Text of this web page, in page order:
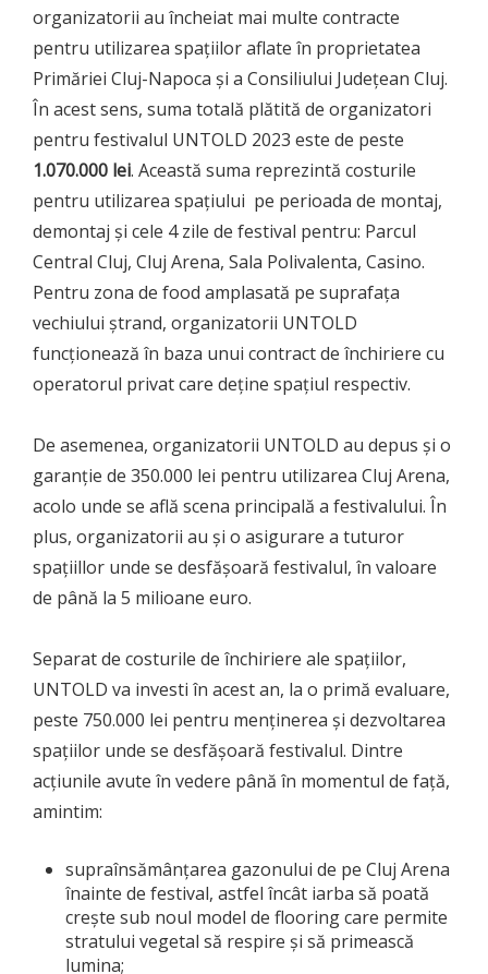
organizatorii au încheiat mai multe contracte
pentru utilizarea spațiilor aflate în proprietatea
Primăriei Cluj-Napoca și a Consiliului Județean Cluj.
În acest sens, suma totală plătită de organizatori
pentru festivalul UNTOLD 2023 este de peste
1.070.000 lei. Această suma reprezintă costurile
pentru utilizarea spațiului pe perioada de montaj,
demontaj și cele 4 zile de festival pentru: Parcul
Central Cluj, Cluj Arena, Sala Polivalenta, Casino.
Pentru zona de food amplasată pe suprafața
vechiului ștrand, organizatorii UNTOLD
funcționează în baza unui contract de închiriere cu
operatorul privat care deține spațiul respectiv.
De asemenea, organizatorii UNTOLD au depus și o
garanție de 350.000 lei pentru utilizarea Cluj Arena,
acolo unde se află scena principală a festivalului. În
plus, organizatorii au și o asigurare a tuturor
spațiillor unde se desfășoară festivalul, în valoare
de până la 5 milioane euro.
Separat de costurile de închiriere ale spațiilor,
UNTOLD va investi în acest an, la o primă evaluare,
peste 750.000 lei pentru menținerea și dezvoltarea
spațiilor unde se desfășoară festivalul. Dintre
acțiunile avute în vedere până în momentul de față,
amintim:
supraînsămânțarea gazonului de pe Cluj Arena
înainte de festival, astfel încât iarba să poată
crește sub noul model de flooring care permite
stratului vegetal să respire și să primească
lumina;